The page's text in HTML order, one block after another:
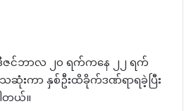
ဇင်ဘာလ ၂၀ ရက်ကနေ ၂၂ ရက်
ကာ နှစ်ဦးထိခိုက်ဒဏ်ရာရခဲ့ပြီး
တယ်။